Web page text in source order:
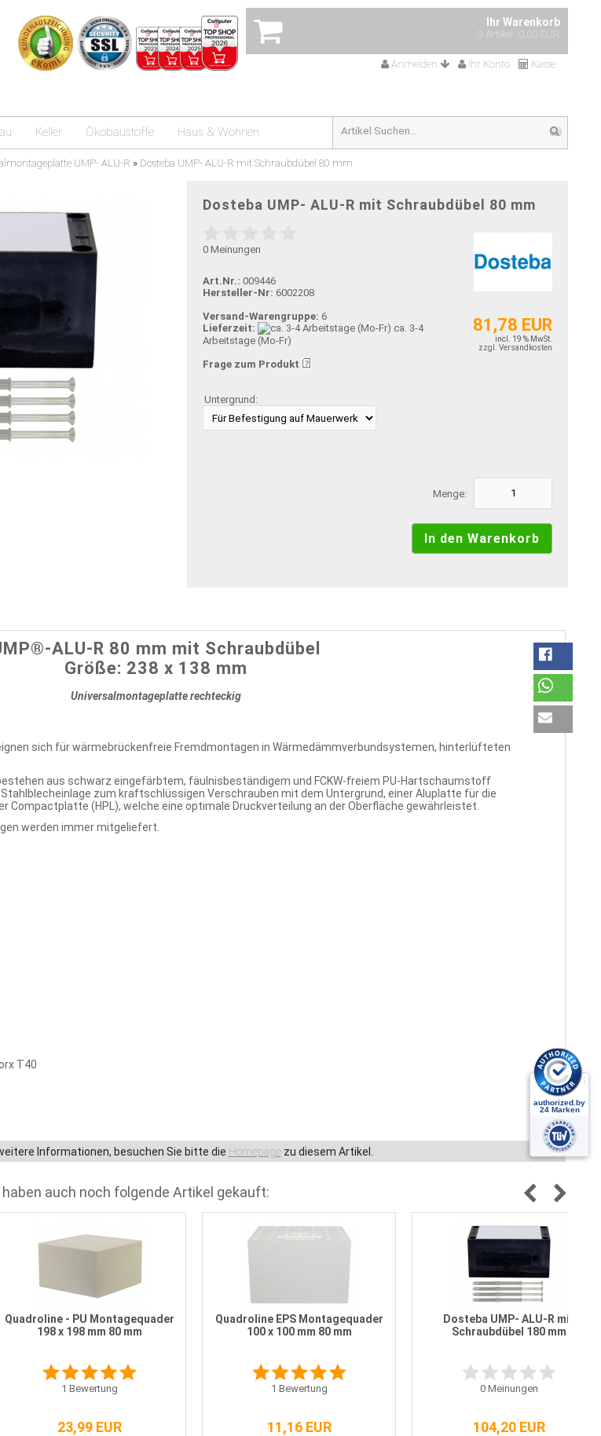
Ihr Warenkorb
0 Artikel 0,00 EUR
Anmelden Ihr Konto Kasse
Keller Ökobaustoffe Haus & Wohnen
UMP- ALU-R » Dosteba UMP- ALU-R mit Schraubdübel 80 mm
Dosteba UMP- ALU-R mit Schraubdübel 80 mm
0 Meinungen
81,78 EUR
incl. 19 % MwSt.
zzgl. Versandkosten
Art.Nr.: 009446
Hersteller-Nr: 6002208
Versand-Warengruppe: 6
Lieferzeit:
ca. 3-4
Arbeitstage (Mo-Fr)
Frage zum Produkt
Untergrund:
Menge:
ALU-R 80 mm mit Schraubdübel
Größe: 238 x 138 mm
Universalmontageplatte rechteckig
sich für wärmebrückenfreie Fremdmontagen in Wärmedämmverbundsystemen, hinterlüfteten
aus schwarz eingefärbtem, fäulnisbeständigem und FCKW-freiem PU-Hartschaumstoff
zum kraftschlüssigen Verschrauben mit dem Untergrund, einer Aluplatte für die
Compactplatte (HPL), welche eine optimale Druckverteilung an der Oberfläche gewährleistet.
werden immer mitgeliefert.
T40
Informationen, besuchen Sie bitte die Homepagezu diesem Artikel.
auch noch folgende Artikel gekauft:
Quadroline - PU Montagequader
198 x 198 mm 80 mm
1 Bewertung
23,99 EUR
Quadroline EPS Montagequader
100 x 100 mm 80 mm
1 Bewertung
11,16 EUR
Dosteba UMP- ALU-R mit
Schraubdübel 180 mm
0Meinungen
104,20 EUR